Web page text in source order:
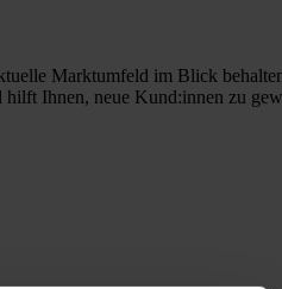
Marktumfeld im Blick
Ihnen, neue Kund:innen zu